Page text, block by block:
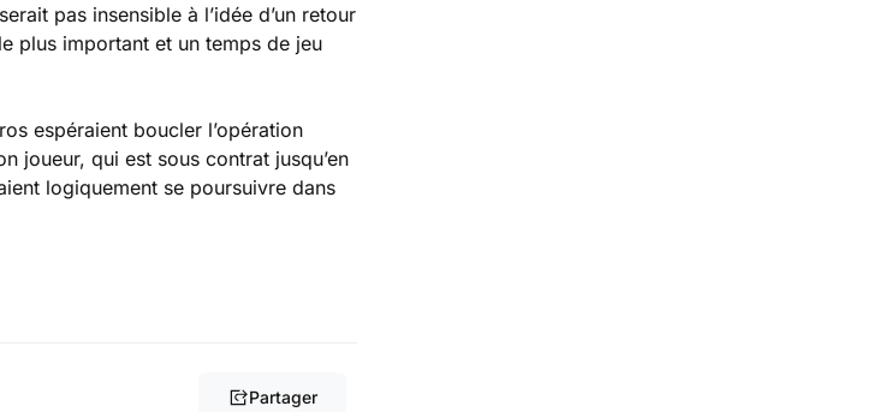
pas insensible à l’idée d’un retour
plus important et un temps de jeu
espéraient boucler l’opération
joueur, qui est sous contrat jusqu’en
logiquement se poursuivre dans
Partager